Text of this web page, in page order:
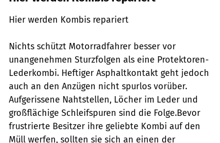
Hier werden Kombis repariert
Nichts schützt Motorradfahrer besser vor
unangenehmen Sturzfolgen als eine Protektoren-
Lederkombi. Heftiger Asphaltkontakt geht jedoch
auch an den Anzügen nicht spurlos vorüber.
Aufgerissene Nahtstellen, Löcher im Leder und
großflächige Schleifspuren sind die Folge.Bevor
frustrierte Besitzer ihre geliebte Kombi auf den
Müll werfen, sollten sie sich an einen der